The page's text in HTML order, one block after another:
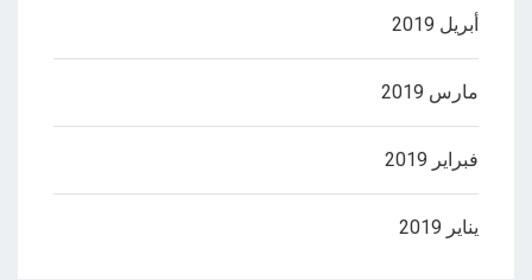
أبريل 2019
مارس 2019
فبراير 2019
يناير 2019